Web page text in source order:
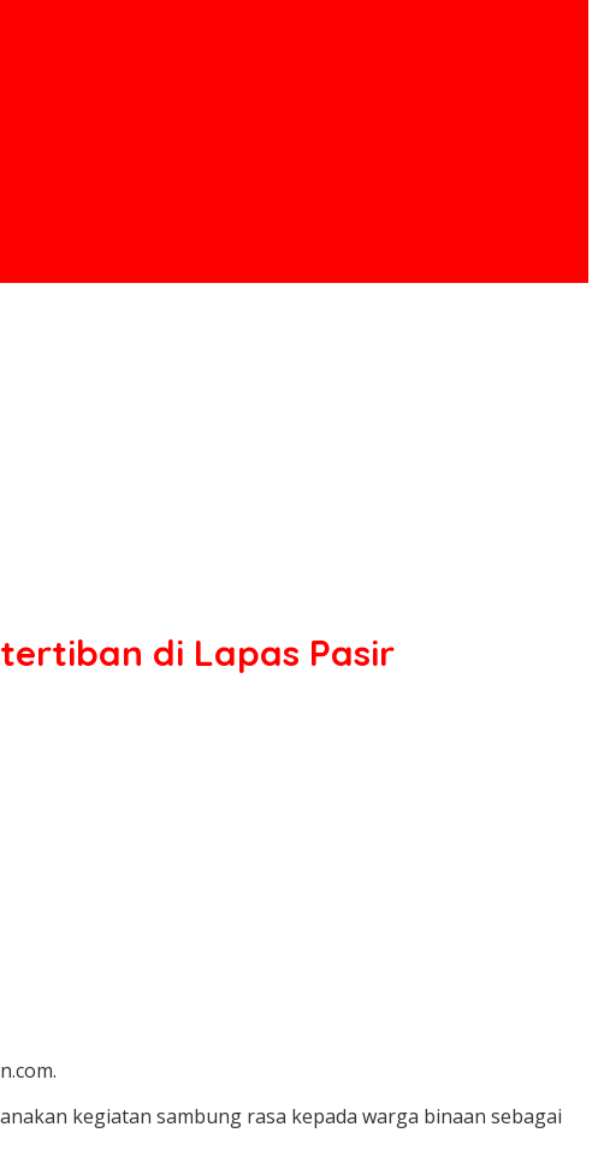
di Lapas Pasir
kegiatan sambung rasa kepada warga binaan sebagai